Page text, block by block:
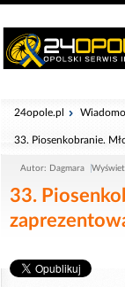
24opole.pl
33. Piosenkobranie.
Autor: Dagmara
33.